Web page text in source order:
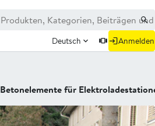
Deutsch Anmelden
Betonelemente für